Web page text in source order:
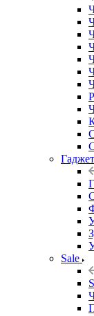
Sale